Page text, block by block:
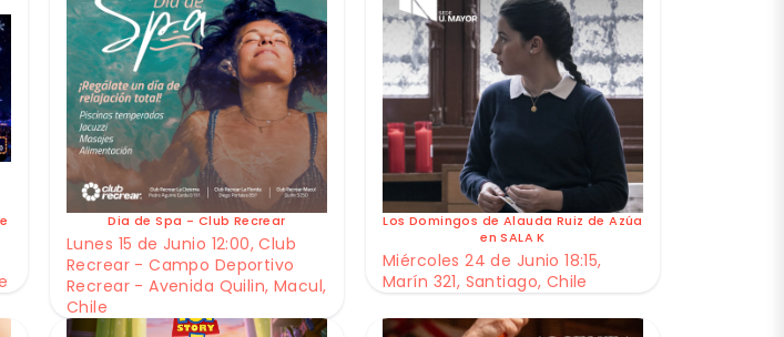
Dia de Spa - Club Recrear
Lunes 15 de Junio 12:00, Club
Recrear - Campo Deportivo
Recrear - Avenida Quilin, Macul,
Chile
Los Domingos de Alauda Ruiz de Azúa
en SALA K
Miércoles 24 de Junio 18:15,
Marín 321, Santiago, Chile